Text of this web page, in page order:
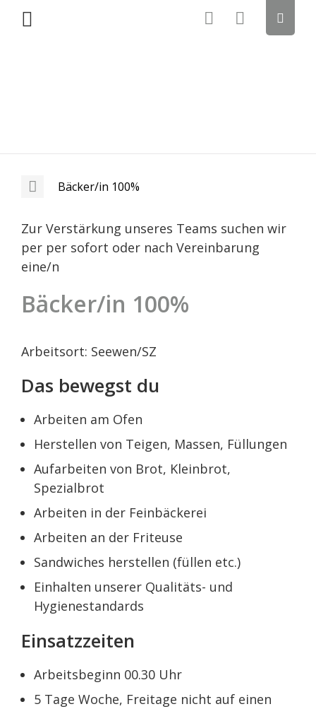
Bäcker/in 100%
Zur Verstärkung unseres Teams suchen wir
per per sofort oder nach Vereinbarung
eine/n
Bäcker/in 100%
Arbeitsort: Seewen/SZ
Das bewegst du
Arbeiten am Ofen
Herstellen von Teigen, Massen, Füllungen
Aufarbeiten von Brot, Kleinbrot,
Spezialbrot
Arbeiten in der Feinbäckerei
Arbeiten an der Friteuse
Sandwiches herstellen (füllen etc.)
Einhalten unserer Qualitäts- und
Hygienestandards
Einsatzzeiten
Arbeitsbeginn 00.30 Uhr
5 Tage Woche, Freitage nicht auf einen